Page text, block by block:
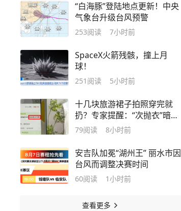
“白海豚”登陆地点更新！中央
气象台升级台风预警
253阅读 7小时前
SpaceX火箭残骸，撞上月
球！
251 阅读 5小时前
十几块旅游裙子拍照穿完就
扔？专家提醒：“次抛衣”暗藏
风险
79阅读 8小时前
安吉队加冕“湖州王” 丽水市因
台风而调整决赛时间
60阅读 1小时前
查看更多